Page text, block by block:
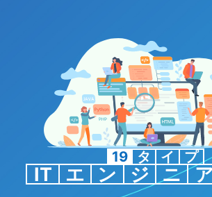
19 タ イ プ
IT エ ン ジ ニ ア